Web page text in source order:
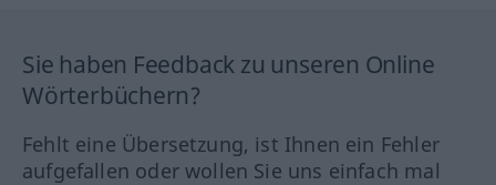
Sie haben Feedback zu unseren Online
Wörterbüchern?
Fehlt eine Übersetzung, ist Ihnen ein Fehler
aufgefallen oder wollen Sie uns einfach mal